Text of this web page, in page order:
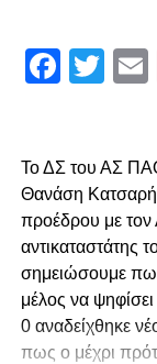
Το ΔΣ του ΑΣ
Θανάση Κατσαρή
προέδρου με τον
αντικαταστάτης
σημειώσουμε
μέλος να
0 αναδείχθηκε
πως ο μέχρι